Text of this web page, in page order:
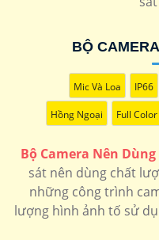
BỘ
Mic Và Loa IP66
Hồng Ngoại Full Color
Bộ Camera Nên
sát nên dùng chất
những công trình
lượng hình ảnh tố sử